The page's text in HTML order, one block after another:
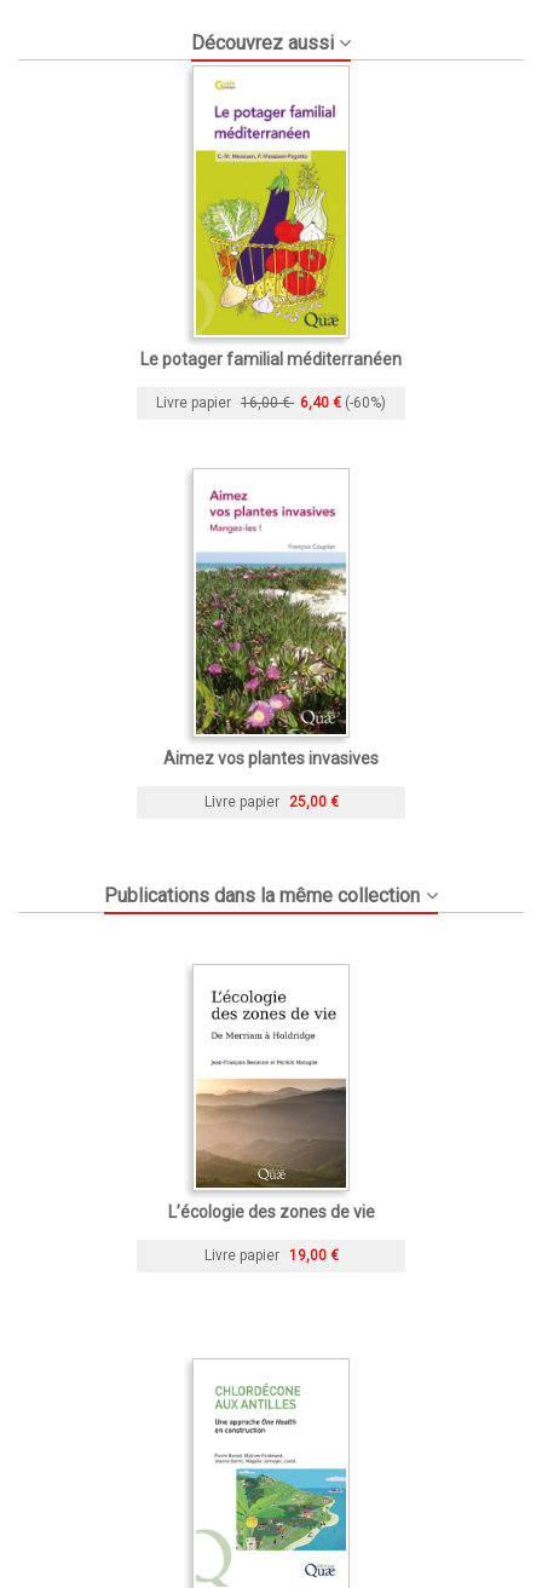
Découvrez aussi
Le potager familial méditerranéen
Livre papier 16,00 € 6,40 € (-60%)
Aimez vos plantes invasives
Livre papier 25,00 €
Publications dans la même collection
L’écologie des zones de vie
Livre papier 19,00 €